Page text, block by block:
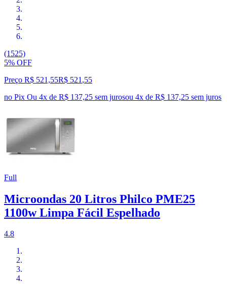
(1525)
5% OFF
Preço R$ 521,55R$ 521 ,55
no Pix Ou 4x de R$ 137,25 sem jurosou 4x de R$ 137,25 sem juros
Full
Microondas 20 Litros Philco PME25
1100w Limpa Fácil Espelhado
4.8